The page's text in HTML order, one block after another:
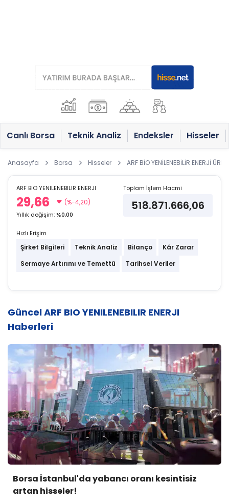
Canlı Borsa Teknik Analiz Endeksler Hisseler
Anasayfa Borsa Hisseler ARF BİO YENİLENEBİLİR ENERJİ
ARF BIO YENILENEBILIR ENERJI
29,66 (%-4,20)
Yıllık değişim:%0,00
Toplam İşlem Hacmi
518.871.666,06
Hızlı Erişim
Şirket Bilgileri Teknik Analiz Bilanço
Kâr Zarar
Sermaye Artırımı ve Temettü
Tarihsel Veriler
Güncel ARF BIO YENILENEBILIR ENERJI
Haberleri
Borsa İstanbul'da yabancı oranı kesintisiz
artan hisseler!